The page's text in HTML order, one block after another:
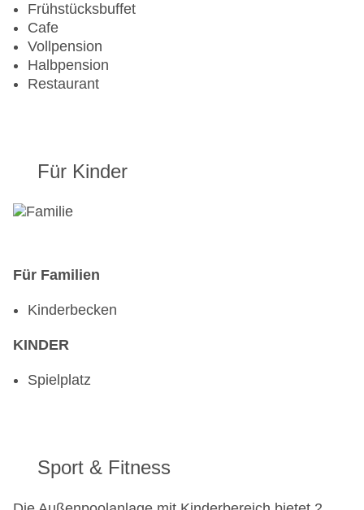
Frühstücksbuffet
Cafe
Vollpension
Halbpension
Restaurant
Für Kinder
Für Familien
Kinderbecken
KINDER
Spielplatz
Sport & Fitness